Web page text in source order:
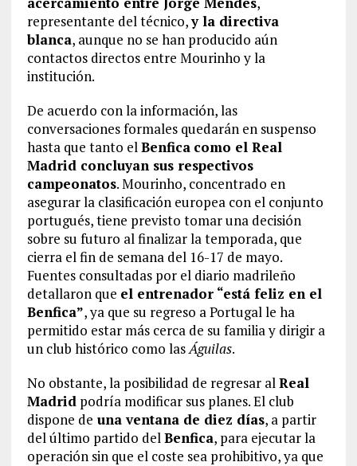
representante del técnico,y la directiva
blanca, aunque no se han producido aún
contactos directos entre Mourinho y la
institución.
De acuerdo con la información, las
conversaciones formales quedarán en suspenso
hasta que tanto elBenfica como el Real
Madrid concluyan sus respectivos
campeonatos. Mourinho, concentrado en
asegurar la clasificación europea con el conjunto
portugués, tiene previsto tomar una decisión
sobre su futuro al finalizar la temporada, que
cierra el fin de semana del 16-17 de mayo.
Fuentes consultadas por el diario madrileño
detallaron que el entrenador “está feliz en el
Benfica”, ya que su regreso a Portugal le ha
permitido estar más cerca de su familia y dirigir a
un club histórico como lasÁguilas.
No obstante, la posibilidad de regresar alReal
Madridpodría modificar sus planes. El club
dispone de una ventana de diez días, a partir
del último partido delBenfica, para ejecutar la
operación sin que el coste sea prohibitivo, ya que